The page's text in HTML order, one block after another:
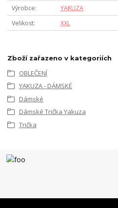
Výrobce
YAKUZA
Velikost
XXL
Zboží zařazeno v kategoriích
OBLEČENÍ
YAKUZA - DÁMSKÉ
Dámské
Dámské Trička Yakuza
Trička